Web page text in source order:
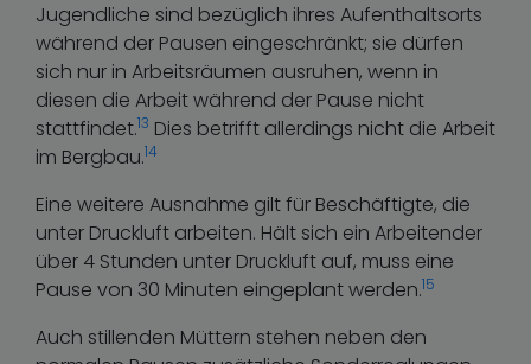
Jugendliche sind bezüglich ihres Aufenthaltsorts
während der Pausen eingeschränkt; sie dürfen
sich nur in Arbeitsräumen ausruhen, wenn in
diesen die Arbeit während der Pause nicht
stattfindet.13 Dies betrifft allerdings nicht die Arbeit
im Bergbau.14
Eine weitere Ausnahme gilt für Beschäftigte, die
unter Druckluft arbeiten. Hält sich ein Arbeitender
über 4 Stunden unter Druckluft auf, muss eine
Pause von 30 Minuten eingeplant werden.15
Auch stillenden Müttern stehen neben den